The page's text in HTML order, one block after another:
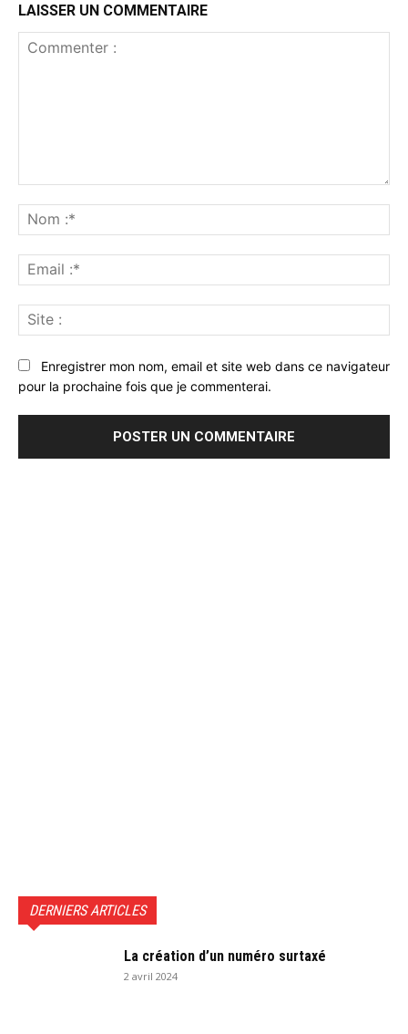
LAISSER UN COMMENTAIRE
:*
:*
:
Enregistrer mon nom, email et site web dans ce navigateur
pour la prochaine fois que je commenterai.
DERNIERS ARTICLES
La création d’un numéro surtaxé
2 avril 2024